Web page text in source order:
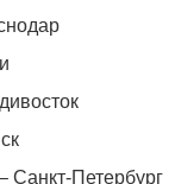
Санкт-Петербург